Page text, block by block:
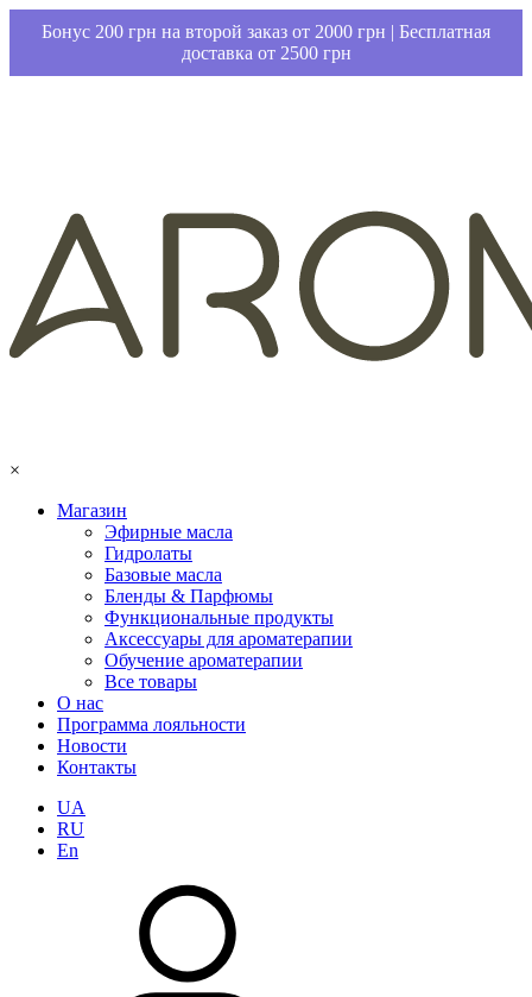
Бонус 200 грн на второй заказ от 2000 грн | Бесплатная
доставка от 2500 грн
×
Магазин
Эфирные масла
Гидролаты
Базовые масла
Бленды & Парфюмы
Функциональные продукты
Аксессуары для ароматерапии
Обучение ароматерапии
Все товары
О нас
Программа лояльности
Новости
Контакты
UA
RU
En